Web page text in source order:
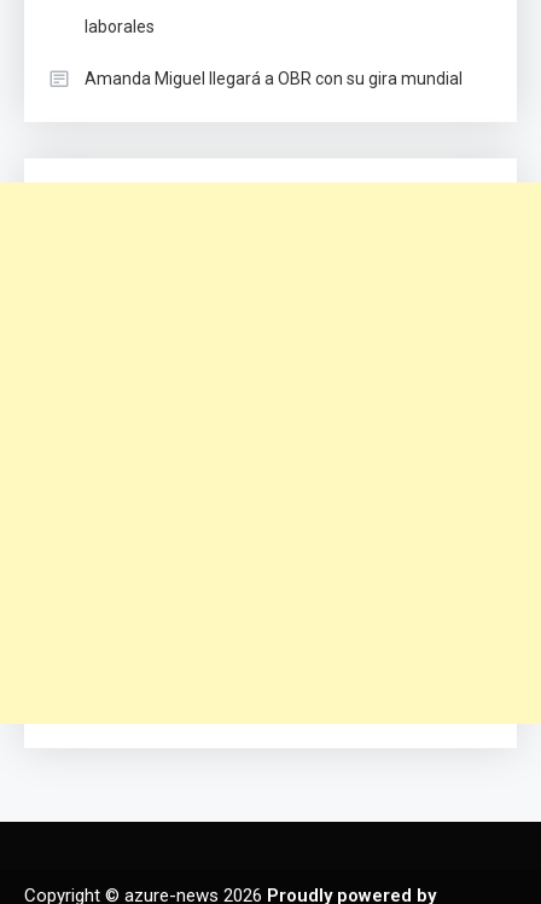
laborales
Amanda Miguel llegará a OBR con su gira mundial
Copyright © azure-news 2026 Proudly powered by